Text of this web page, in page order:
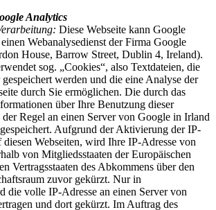
Analytics
Diese Webseite kann Google
Webanalysedienst der Firma Google
House, Barrow Street, Dublin 4, Ireland).
sog. „Cookies“, also Textdateien, die
werden und die eine Analyse der
durch Sie ermöglichen. Die durch das
über Ihre Benutzung dieser
Regel an einen Server von Google in Irland
Aufgrund der Aktivierung der IP-
Webseiten, wird Ihre IP-Adresse von
von Mitgliedsstaaten der Europäischen
Vertragsstaaten des Abkommens über den
zuvor gekürzt. Nur in
die volle IP-Adresse an einen Server von
und dort gekürzt. Im Auftrag des